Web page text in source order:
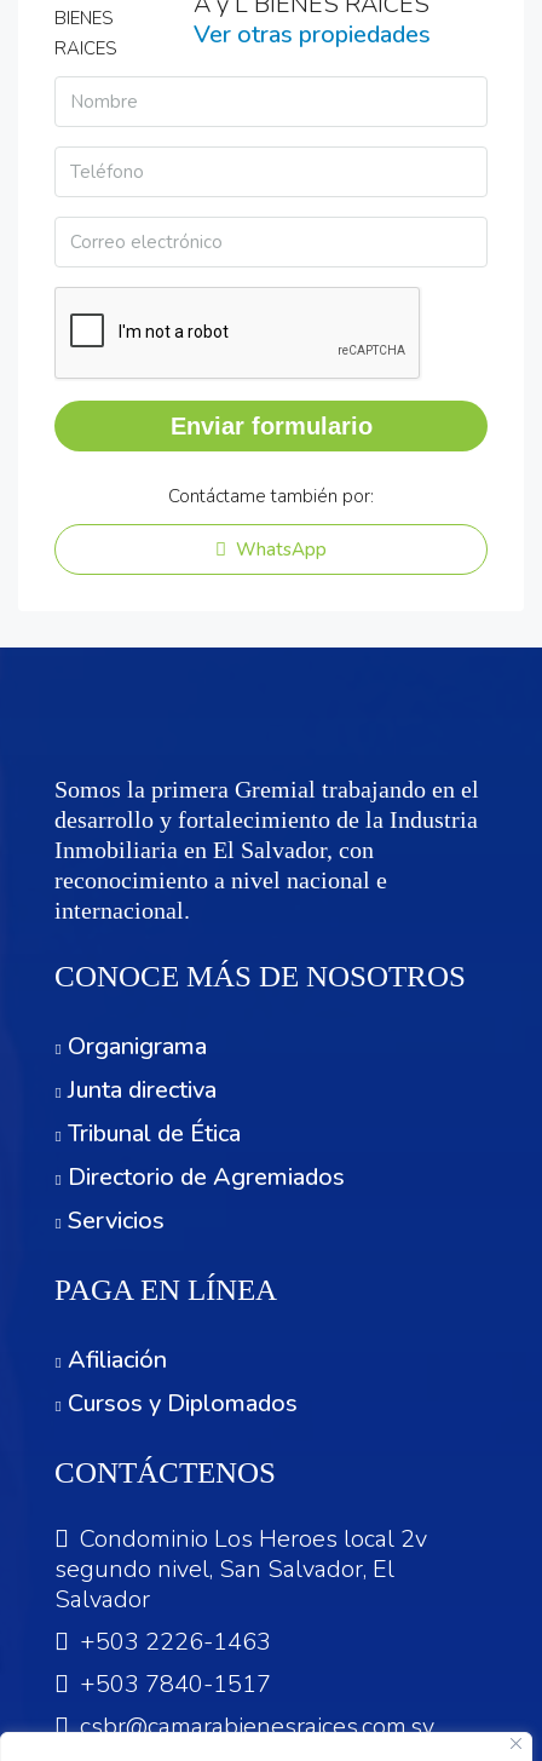
Ver otras propiedades
Enviar formulario
Contáctame también por:
WhatsApp
Somos la primera Gremial trabajando en el
desarrollo y fortalecimiento de la Industria
Inmobiliaria en El Salvador, con
reconocimiento a nivel nacional e
internacional.
CONOCE MÁS DE NOSOTROS
Organigrama
Junta directiva
Tribunal de Ética
Directorio de Agremiados
Servicios
PAGA EN LÍNEA
Afiliación
Cursos y Diplomados
CONTÁCTENOS
Condominio Los Heroes local 2v
segundo nivel, San Salvador, El
Salvador
+503 2226-1463
+503 7840-1517
csbr@camarabienesraices.com.sv